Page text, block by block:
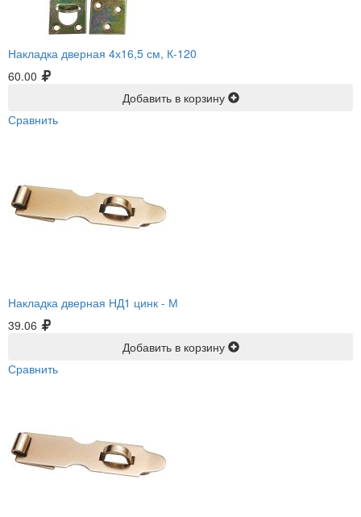
Накладка дверная 4х16,5 см, К-120
60.00
Добавить в корзину
Сравнить
Накладка дверная НД1 цинк - М
39.06
Добавить в корзину
Сравнить